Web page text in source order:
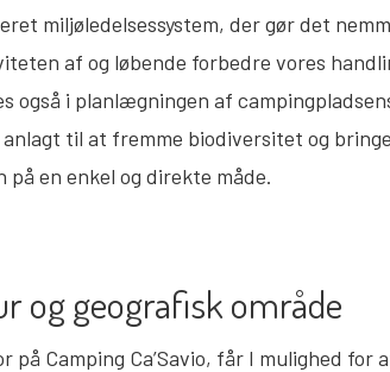
miljøledelsessystem, der gør det
af og løbende forbedre vores
også i planlægningen af
anlagt til at fremme biodiversitet og
på en enkel og direkte måde.
og geografisk område
på Camping Ca’Savio, får I mulighed